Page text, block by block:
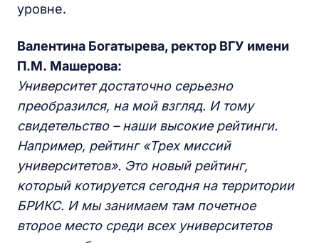
уровне.
Валентина Богатырева, ректор ВГУ имени
П.М. Машерова:
Университет достаточно серьезно
преобразился, на мой взгляд. И тому
свидетельство – наши высокие рейтинги.
Например, рейтинг «Трех миссий
университетов». Это новый рейтинг,
который котируется сегодня на территории
БРИКС. И мы занимаем там почетное
второе место среди всех университетов